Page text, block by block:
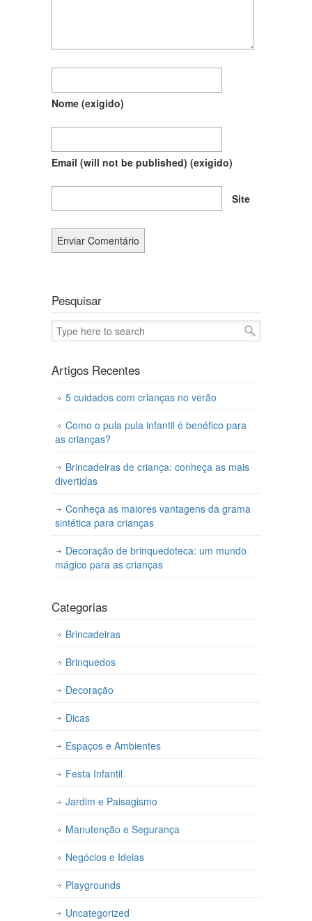
Nome (exigido)
Email (will not be published) (exigido)
Site
Pesquisar
Artigos Recentes
5 cuidados com crianças no verão
Como o pula pula infantil é benéfico para
as crianças?
Brincadeiras de criança: conheça as mais
divertidas
Conheça as maiores vantagens da grama
sintética para crianças
Decoração de brinquedoteca: um mundo
mágico para as crianças
Categorias
Brincadeiras
Brinquedos
Decoração
Dicas
Espaços e Ambientes
Festa Infantil
Jardim e Paisagismo
Manutenção e Segurança
Negócios e Ideias
Playgrounds
Uncategorized